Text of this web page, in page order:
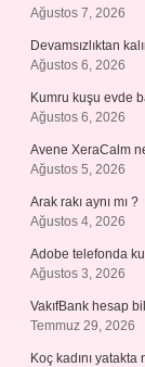
Ağustos 7, 2026
Devamsızlıktan
Ağustos 6, 2026
Kumru kuşu evde
Ağustos 6, 2026
Avene XeraCalm
Ağustos 5, 2026
Arak rakı aynı mı ?
Ağustos 4, 2026
Adobe telefonda
Ağustos 3, 2026
VakıfBank hesap
Temmuz 29, 2026
Koç kadını yatakta